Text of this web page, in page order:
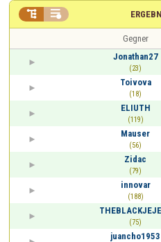
 
Gegner
Jonathan27
(23)
Toivova
(18)
ELIUTH
(119)
Mauser
(56)
Zidac
(79)
innovar
(188)
(75)
juancho1953